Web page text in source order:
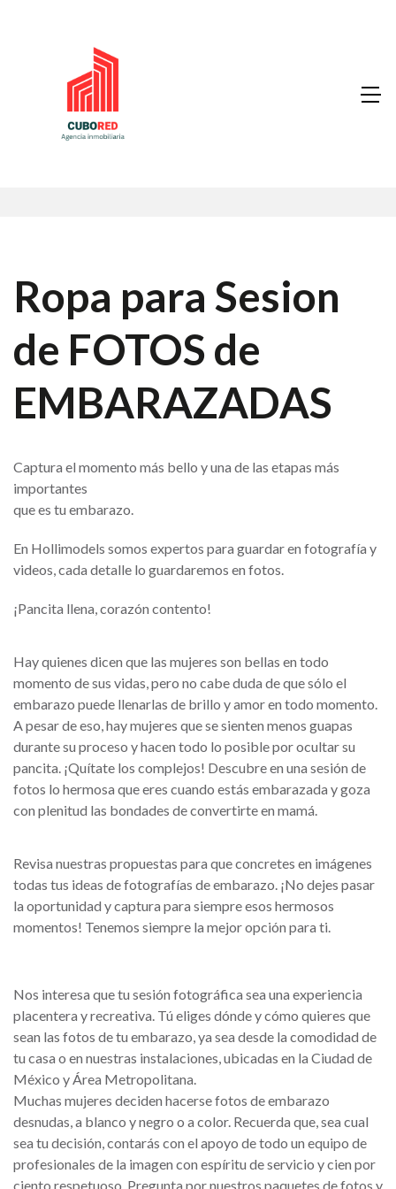
Ropa para Sesion
de FOTOS de
EMBARAZADAS
Captura el momento más bello y una de las etapas más
importantes
que es tu embarazo.
En Hollimodels somos expertos para guardar en fotografía y
videos, cada detalle lo guardaremos en fotos.
¡Pancita llena, corazón contento!
Hay quienes dicen que las mujeres son bellas en todo
momento de sus vidas, pero no cabe duda de que sólo el
embarazo puede llenarlas de brillo y amor en todo momento.
A pesar de eso, hay mujeres que se sienten menos guapas
durante su proceso y hacen todo lo posible por ocultar su
pancita. ¡Quítate los complejos! Descubre en una sesión de
fotos lo hermosa que eres cuando estás embarazada y goza
con plenitud las bondades de convertirte en mamá.
Revisa nuestras propuestas para que concretes en imágenes
todas tus ideas de fotografías de embarazo. ¡No dejes pasar
la oportunidad y captura para siempre esos hermosos
momentos! Tenemos siempre la mejor opción para ti.
Nos interesa que tu sesión fotográfica sea una experiencia
placentera y recreativa. Tú eliges dónde y cómo quieres que
sean las fotos de tu embarazo, ya sea desde la comodidad de
tu casa o en nuestras instalaciones, ubicadas en la Ciudad de
México y Área Metropolitana.
Muchas mujeres deciden hacerse fotos de embarazo
desnudas, a blanco y negro o a color. Recuerda que, sea cual
sea tu decisión, contarás con el apoyo de todo un equipo de
profesionales de la imagen con espíritu de servicio y cien por
ciento respetuoso. Pregunta por nuestros paquetes de fotos y